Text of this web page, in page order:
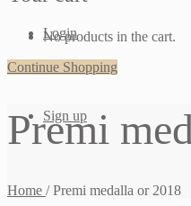
Login
Sign up
No products in the cart.
Continue Shopping
Premi
Home / Premi medalla or 2018